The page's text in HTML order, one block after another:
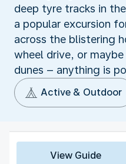
deep tyre tracks in
a popular excursion
across the blistering
wheel drive, or
dunes – anything is
Active & Outdoor
View Guide